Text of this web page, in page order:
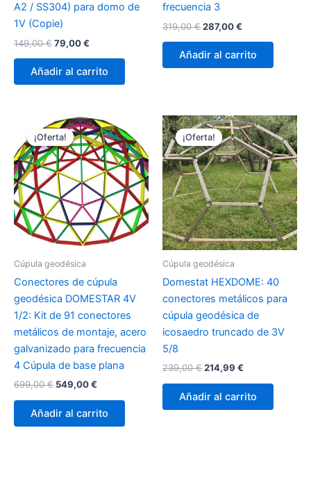
A2 / SS304) para domo de
1V (Copie)
149,00€El
original
era:
79,00€
actual
es:
Añadir al carrito
frecuencia 3
319,00€El
original
era:
287,00€
actual
es:
Añadir al carrito
¡Oferta!
¡Oferta!
Cúpula geodésica
Conectores de cúpula
geodésica DOMESTAR 4V
1/2: Kit de 91 conectores
metálicos de montaje, acero
galvanizado para frecuencia
4 Cúpula de base plana
699,00€ El
original
era:
549,00€
actual
es:
Añadir al carrito
¡Oferta!
¡Oferta!
Cúpula geodésica
Domestat HEXDOME: 40
conectores metálicos para
cúpula geodésica de
icosaedro truncado de 3V
5/8
239,00€El
original
era:
214,99 €
actual
es:
Añadir al carrito